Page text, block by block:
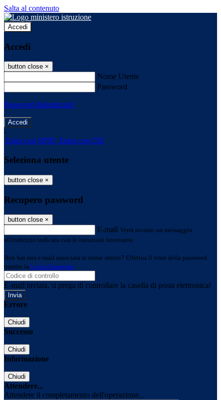
Salta al contenuto
Accedi
Accedi
button close ×
Nome Utente
Password
Password dimenticata?
-
Entra con SPID Entra con CIE
Seleziona utente
button close ×
Recupero password
button close ×
E-mail Verrà inviato un messaggio
all'indirizzo indicato con le istruzioni necessarie.
Non hai una e-mail associata al nome utente? Effettua il reset della password
tramite la Login Spaggiari
E-mail inviata, si prega di controllare la casella di posta elettronica!
Errore
Chiudi
Successo
Chiudi
Informazione
Chiudi
Attendere...
Attendere il completamento dell'operazione...